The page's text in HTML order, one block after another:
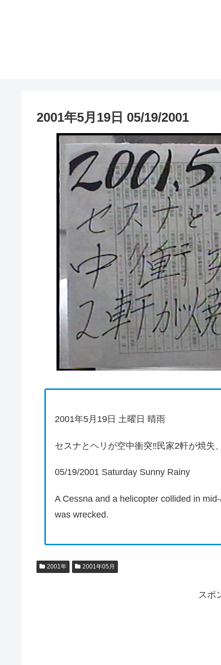
2001年5月19日 05/19/2001
2001年5月19日 土曜日 晴雨
セスナとヘリが空中衝突‼民家2軒が焼失
05/19/2001 Saturday Sunny Rainy
A Cessna and a helicopter collided in
was wrecked.
2001年 2001年05月
スポ